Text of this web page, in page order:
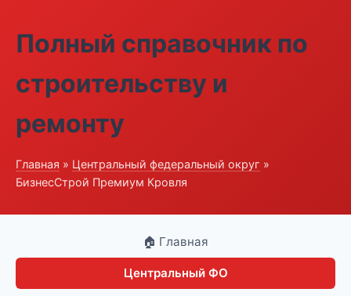
Полный справочник по
строительству и
ремонту
Главная » Центральный федеральный округ »
БизнесСтрой Премиум Кровля
🏠 Главная
Центральный ФО